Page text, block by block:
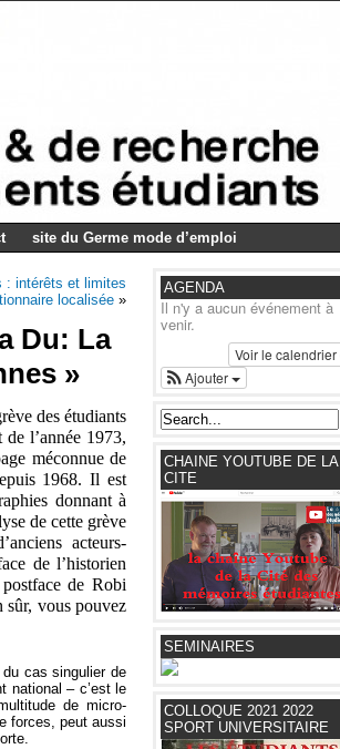
site du Germe mode d’emploi
: intérêts et limites
localisée »
Du: La
»
des étudiants
l’année 1973,
méconnue de
1968.Il est
donnant à
de cette grève
acteurs-
de l’historien
de Robi
sûr, vous pouvez
cas singulier de
national – c’est le
de micro-
forces, peut aussi
AGENDA
Il n'y a aucun événement à
venir.
Voir le calendrier
Ajouter
CHAINE YOUTUBE DE LA
CITE
SEMINAIRES
COLLOQUE 2021 2022
SPORT UNIVERSITAIRE